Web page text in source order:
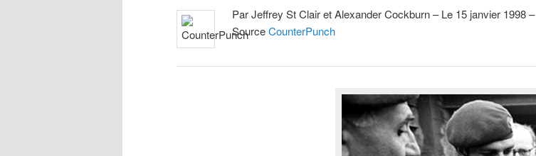
Par Jeffrey St Clair et Alexander Cockburn – Le 15 janvier 1998 –
SourceCounterPunch